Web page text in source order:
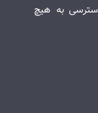
دسترسی به هیچ